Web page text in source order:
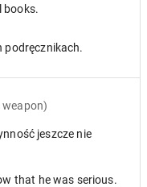
books.
podręcznikach.
weapon)
jeszcze nie
that he was serious.